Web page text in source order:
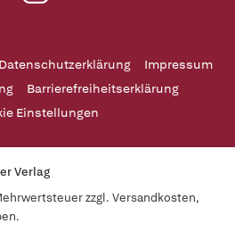
Datenschutzerklärung
Impressum
Barrierefreiheitserklärung
Einstellungen
Verlag
zzgl. Versandkosten,